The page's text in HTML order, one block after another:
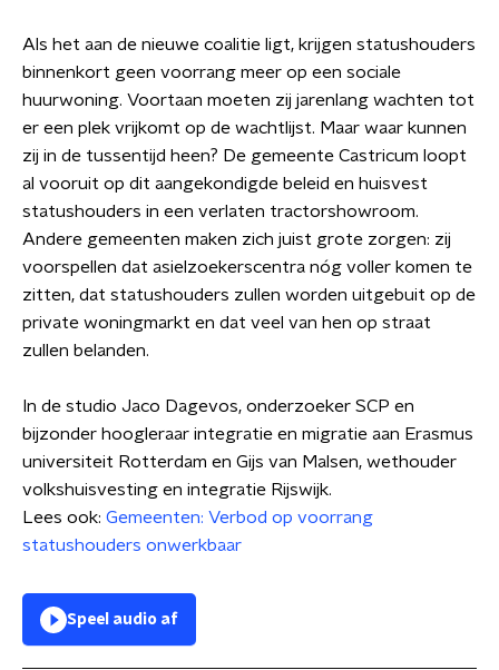
Als het aan de nieuwe coalitie ligt, krijgen statushouders
binnenkort geen voorrang meer op een sociale
huurwoning. Voortaan moeten zij jarenlang wachten tot
er een plek vrijkomt op de wachtlijst. Maar waar kunnen
zij in de tussentijd heen? De gemeente Castricum loopt
al vooruit op dit aangekondigde beleid en huisvest
statushouders in een verlaten tractorshowroom.
Andere gemeenten maken zich juist grote zorgen: zij
voorspellen dat asielzoekerscentra nóg voller komen te
zitten, dat statushouders zullen worden uitgebuit op de
private woningmarkt en dat veel van hen op straat
zullen belanden.
In de studio Jaco Dagevos, onderzoeker SCP en
bijzonder hoogleraar integratie en migratie aan Erasmus
universiteit Rotterdam en Gijs van Malsen, wethouder
volkshuisvesting en integratie Rijswijk.
Lees ook: Gemeenten: Verbod op voorrang
statushouders onwerkbaar
Speel audio af